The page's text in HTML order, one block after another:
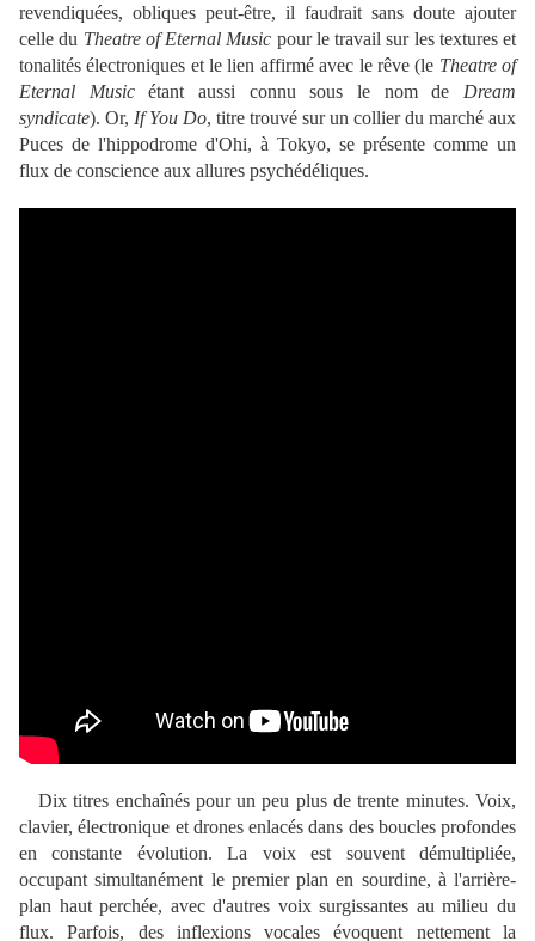
revendiquées, obliques peut-être, il faudrait sans doute ajouter
celle du Theatre of Eternal Music pour le travail sur les textures et
tonalités électroniques et le lien affirmé avec le rêve (le Theatre of
Eternal Musicétant aussi connu sous le nom de Dream
syndicate). Or, If You Do, titre trouvé sur un collier du marché aux
Puces de l'hippodrome d'Ohi, à Tokyo, se présente comme un
flux de conscience aux allures psychédéliques.
Dix titres enchaînés pour un peu plus de trente minutes. Voix,
clavier, électronique et drones enlacés dans des boucles profondes
en constante évolution. La voix est souvent démultipliée,
occupant simultanément le premier plan en sourdine, à l'arrière-
plan haut perchée, avec d'autres voix surgissantes au milieu du
flux. Parfois, des inflexions vocales évoquent nettement la